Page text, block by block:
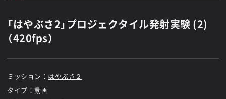
「はやぶさ2」プロジェクタイル発射実験 (2)
（420fps）
ミッション： はやぶさ２
タイプ：動画